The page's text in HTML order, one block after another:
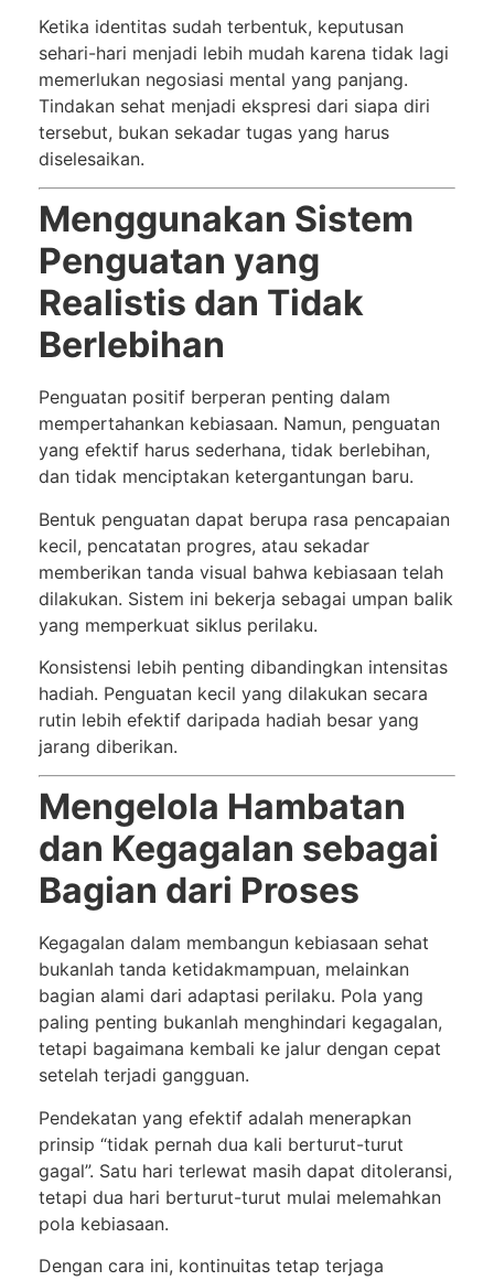
Ketika identitas sudah terbentuk, keputusan
sehari-hari menjadi lebih mudah karena tidak lagi
memerlukan negosiasi mental yang panjang.
Tindakan sehat menjadi ekspresi dari siapa diri
tersebut, bukan sekadar tugas yang harus
diselesaikan.
Menggunakan Sistem
Penguatan yang
Realistis dan Tidak
Berlebihan
Penguatan positif berperan penting dalam
mempertahankan kebiasaan. Namun, penguatan
yang efektif harus sederhana, tidak berlebihan,
dan tidak menciptakan ketergantungan baru.
Bentuk penguatan dapat berupa rasa pencapaian
kecil, pencatatan progres, atau sekadar
memberikan tanda visual bahwa kebiasaan telah
dilakukan. Sistem ini bekerja sebagai umpan balik
yang memperkuat siklus perilaku.
Konsistensi lebih penting dibandingkan intensitas
hadiah. Penguatan kecil yang dilakukan secara
rutin lebih efektif daripada hadiah besar yang
jarang diberikan.
Mengelola Hambatan
dan Kegagalan sebagai
Bagian dari Proses
Kegagalan dalam membangun kebiasaan sehat
bukanlah tanda ketidakmampuan, melainkan
bagian alami dari adaptasi perilaku. Pola yang
paling penting bukanlah menghindari kegagalan,
tetapi bagaimana kembali ke jalur dengan cepat
setelah terjadi gangguan.
Pendekatan yang efektif adalah menerapkan
prinsip “tidak pernah dua kali berturut-turut
gagal”. Satu hari terlewat masih dapat ditoleransi,
tetapi dua hari berturut-turut mulai melemahkan
pola kebiasaan.
Dengan cara ini, kontinuitas tetap terjaga